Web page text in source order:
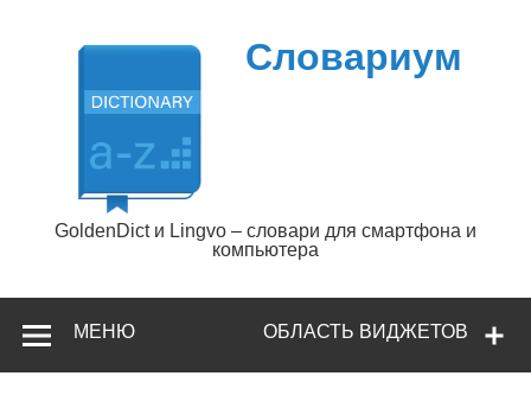
содержимому
Словариум
GoldenDict и Lingvo – словари для смартфона и
компьютера
ОБЛАСТЬ ВИДЖЕТОВ
МЕНЮ